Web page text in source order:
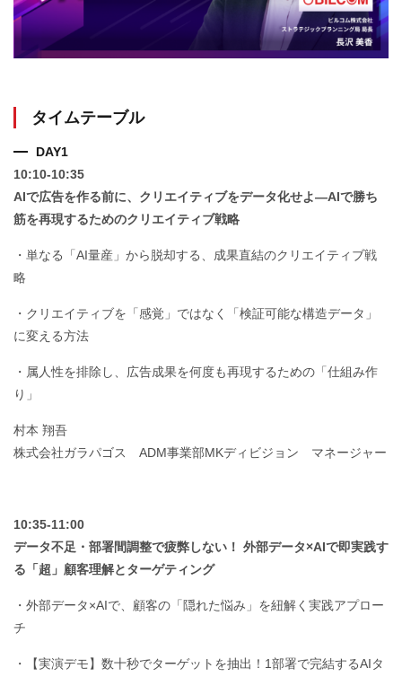
タイムテーブル
DAY1
10:10-10:35
AIで広告を作る前に、クリエイティブをデータ化せよ—AIで勝ち
筋を再現するためのクリエイティブ戦略
・単なる「AI量産」から脱却する、成果直結のクリエイティブ戦
略
・クリエイティブを「感覚」ではなく「検証可能な構造データ」
に変える方法
・属人性を排除し、広告成果を何度も再現するための「仕組み作
り」
村本 翔吾
株式会社ガラパゴス ADM事業部MKディビジョン マネージャー
10:35-11:00
データ不足・部署間調整で疲弊しない！ 外部データ×AIで即実践す
る「超」顧客理解とターゲティング
・外部データ×AIで、顧客の「隠れた悩み」を紐解く実践アプロー
チ
・【実演デモ】数十秒でターゲットを抽出！1部署で完結するAIタ